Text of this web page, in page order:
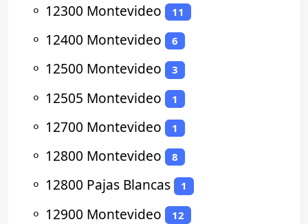
⚬ 12300 Montevideo 11
⚬ 12400 Montevideo 6
⚬ 12500 Montevideo 3
⚬ 12505 Montevideo 1
⚬ 12700 Montevideo 1
⚬ 12800 Montevideo 8
⚬ 12800 Pajas Blancas 1
⚬ 12900 Montevideo 12